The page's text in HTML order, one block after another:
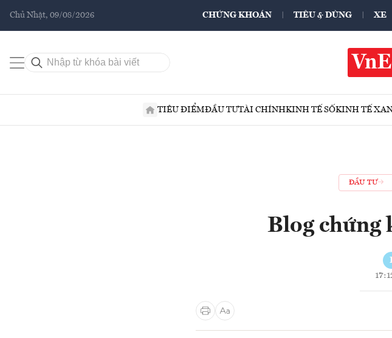
Chủ Nhật, 09/08/2026 CHỨNG KHOÁN TIÊU & DÙNG XE
TIÊU ĐIỂMĐẦU TƯTÀI CHÍNHKINH TẾ SỐKINH TẾ
ĐẦU TƯ
Blog chứng